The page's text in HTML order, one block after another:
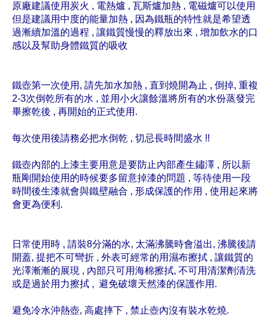
原廠建議使用炭火 , 電熱爐 , 瓦斯爐加熱 , 電磁爐可以使用
但是建議用中度的能量加熱 , 因為鐵瓶的特性就是希望透
過漸續加溫的過程 , 讓鐵質慢慢的釋放出來 , 增加飲水的口
感以及幫助身體鐵質的吸收
鐵壺第一次使用, 請先加水加熱 , 直到燒開為止 , 倒掉, 重複
2-3次倒乾所有的水 , 並用小火讓餘溫將所有的水份蒸發完
畢擦乾後 , 再開始的正式使用.
每次使用後請務必把水倒乾 , 切忌長時間盛水 !!
鐵壺內部的上漆主要用意是要防止內部產生鏽澤 , 所以新
瓶剛開始使用的時候要多留意掉漆的問題 , 等待使用一段
時間後生漆就會與鐵壁融合 , 形成保護的作用 , 使用起來將
會更為便利.
日常使用時 , 請裝8分滿的水, 太滿沸騰時會溢出, 沸騰後請
開蓋, 提把不可彎折 , 外表可經常的用濕布擦拭 , 讓鐵質的
光澤漸漸的展現 , 內部只可用海棉擦拭, 不可用清潔劑清洗
或是過於用力擦拭 , 避免破壞天然漆的保護作用.
避免冷水沖熱壺, 高處摔下 , 禁止壺內沒有裝水乾燒.